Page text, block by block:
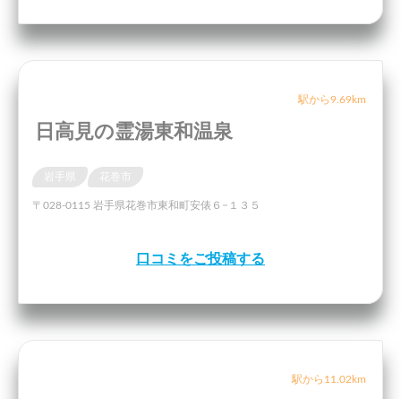
駅から9.69km
日高見の霊湯東和温泉
岩手県
〒028-0115 岩手県花巻市東和町安俵６−１３５
口コミをご投稿する
駅から11.02km